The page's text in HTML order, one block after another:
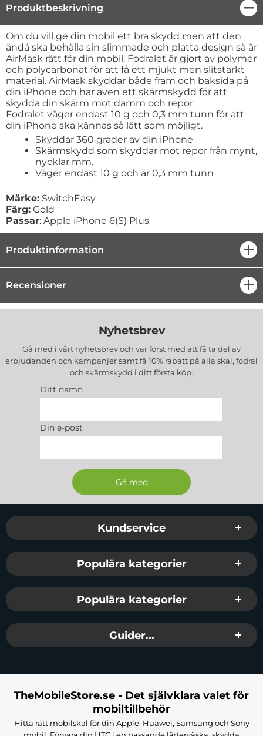
Produktbeskrivning
Produktbeskrivning
Om du vill ge din mobil ett bra skydd men att den
ändå ska behålla sin slimmade och platta design så är
AirMask rätt för din mobil. Fodralet är gjort av polymer
och polycarbonat för att få ett mjukt men slitstarkt
material. AirMask skyddar både fram och baksida på
din iPhone och har även ett skärmskydd för att
skydda din skärm mot damm och repor.
Fodralet väger endast 10 g och 0,3 mm tunn för att
din iPhone ska kännas så lätt som möjligt.
Skyddar 360 grader av din iPhone
Skärmskydd som skyddar mot repor från mynt,
nycklar mm.
Väger endast 10 g och är 0,3 mm tunn
Märke: SwitchEasy
Färg: Gold
Passar: Apple iPhone 6(S) Plus
Produktinformation
Recensioner
Nyhetsbrev
Gå med i vårt nyhetsbrev och var först med att få ta del av
erbjudanden och kampanjer samt få 10% rabatt på alla skal, fodral
och skärmskydd i ditt första köp.
Ditt namn
Din e-post
Sidfot Blandad info och länkar
Kundservice
Populära kategorier
Populära kategorier
Guider...
TheMobileStore.se - Det självklara valet för
mobiltillbehör
Hitta rätt mobilskal för din Apple, Huawei, Samsung och Sony